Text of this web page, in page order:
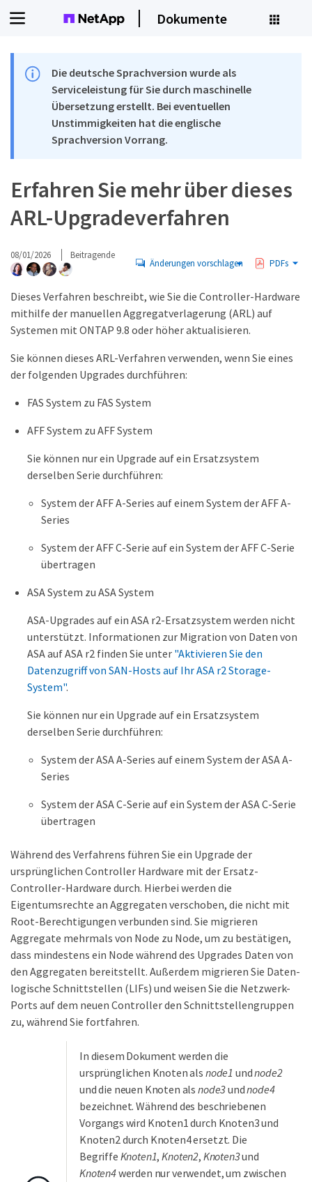
Dokumente
Die deutsche Sprachversion wurde als
Serviceleistung für Sie durch maschinelle
Übersetzung erstellt. Bei eventuellen
Unstimmigkeiten hat die englische
Sprachversion Vorrang.
Erfahren Sie mehr über dieses
ARL-Upgradeverfahren
08/01/2026 Beitragende
Änderungen vorschlagen PDFs
Dieses Verfahren beschreibt, wie Sie die Controller-Hardware
mithilfe der manuellen Aggregatverlagerung (ARL) auf
Systemen mit ONTAP 9.8 oder höher aktualisieren.
Sie können dieses ARL-Verfahren verwenden, wenn Sie eines
der folgenden Upgrades durchführen:
FAS System zu FAS System
AFF System zu AFF System
Sie können nur ein Upgrade auf ein Ersatzsystem
derselben Serie durchführen:
System der AFF A-Series auf einem System der AFF A-
Series
System der AFF C-Serie auf ein System der AFF C-Serie
übertragen
ASA System zu ASA System
ASA-Upgrades auf ein ASA r2-Ersatzsystem werden nicht
unterstützt. Informationen zur Migration von Daten von
ASA auf ASA r2 finden Sie unter "Aktivieren Sie den
Datenzugriff von SAN-Hosts auf Ihr ASA r2 Storage-
System".
Sie können nur ein Upgrade auf ein Ersatzsystem
derselben Serie durchführen:
System der ASA A-Series auf einem System der ASA A-
Series
System der ASA C-Serie auf ein System der ASA C-Serie
übertragen
Während des Verfahrens führen Sie ein Upgrade der
ursprünglichen Controller Hardware mit der Ersatz-
Controller-Hardware durch. Hierbei werden die
Eigentumsrechte an Aggregaten verschoben, die nicht mit
Root-Berechtigungen verbunden sind. Sie migrieren
Aggregate mehrmals von Node zu Node, um zu bestätigen,
dass mindestens ein Node während des Upgrades Daten von
den Aggregaten bereitstellt. Außerdem migrieren Sie Daten-
logische Schnittstellen (LIFs) und weisen Sie die Netzwerk-
Ports auf dem neuen Controller den Schnittstellengruppen
zu, während Sie fortfahren.
In diesem Dokument werden die
ursprünglichen Knoten als node1 undnode2
und die neuen Knoten als node3undnode4
bezeichnet. Während des beschriebenen
Vorgangs wird Knoten1 durch Knoten3 und
Knoten2 durch Knoten4 ersetzt. Die
Begriffe Knoten1,Knoten2, Knoten3und
Knoten4werden nur verwendet, um zwischen